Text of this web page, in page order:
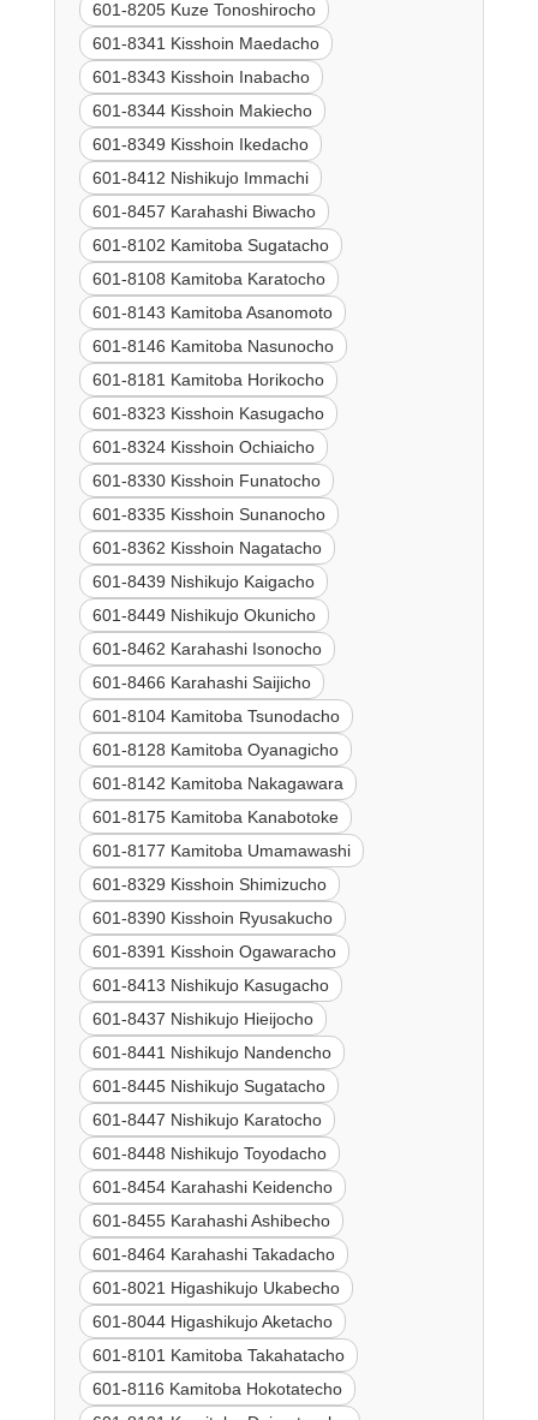
601-8205 Kuze Tonoshirocho
601-8341 Kisshoin Maedacho
601-8343 Kisshoin Inabacho
601-8344 Kisshoin Makiecho
601-8349 Kisshoin Ikedacho
601-8412 Nishikujo Immachi
601-8457 Karahashi Biwacho
601-8102 Kamitoba Sugatacho
601-8108 Kamitoba Karatocho
601-8143 Kamitoba Asanomoto
601-8146 Kamitoba Nasunocho
601-8181 Kamitoba Horikocho
601-8323 Kisshoin Kasugacho
601-8324 Kisshoin Ochiaicho
601-8330 Kisshoin Funatocho
601-8335 Kisshoin Sunanocho
601-8362 Kisshoin Nagatacho
601-8439 Nishikujo Kaigacho
601-8449 Nishikujo Okunicho
601-8462 Karahashi Isonocho
601-8466 Karahashi Saijicho
601-8104 Kamitoba Tsunodacho
601-8128 Kamitoba Oyanagicho
601-8142 Kamitoba Nakagawara
601-8175 Kamitoba Kanabotoke
601-8177 Kamitoba Umamawashi
601-8329 Kisshoin Shimizucho
601-8390 Kisshoin Ryusakucho
601-8391 Kisshoin Ogawaracho
601-8413 Nishikujo Kasugacho
601-8437 Nishikujo Hieijocho
601-8441 Nishikujo Nandencho
601-8445 Nishikujo Sugatacho
601-8447 Nishikujo Karatocho
601-8448 Nishikujo Toyodacho
601-8454 Karahashi Keidencho
601-8455 Karahashi Ashibecho
601-8464 Karahashi Takadacho
601-8021 Higashikujo Ukabecho
601-8044 Higashikujo Aketacho
601-8101 Kamitoba Takahatacho
601-8116 Kamitoba Hokotatecho